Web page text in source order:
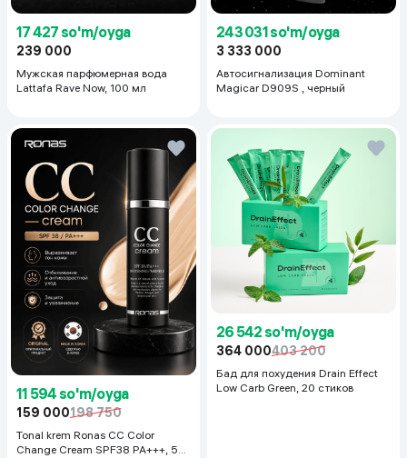
17 427 so'm/oyga
239 000
Мужская парфюмерная вода
Lattafa Rave Now, 100 мл
243 031 so'm/oyga
3 333 000
Автосигнализация Dominant
Magicar D909S , черный
11 594 so'm/oyga
159 000198 750
Tonal krem Ronas CC Color
Change Cream SPF38 PA+++, 50
26 542 so'm/oyga
364 000403 200
Бад для похудения Drain Effect
Low Carb Green, 20 стиков